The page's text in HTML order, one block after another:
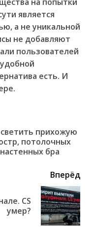
является
а не уникальной
не добавляют
пользователей
есть. И
прихожую
потолочных
бра
Вперёд
CS
умер?